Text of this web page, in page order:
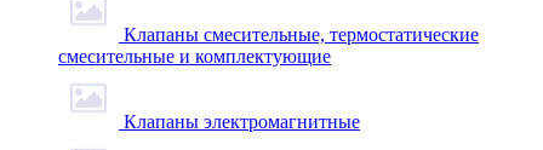
Клапаны смесительные, термостатические
смесительные и комплектующие
Клапаны электромагнитные